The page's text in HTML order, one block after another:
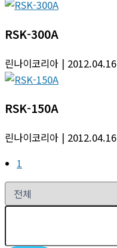
RSK-300A
린나이코리아 | 2012.04.16
RSK-150A
린나이코리아 | 2012.04.16
1